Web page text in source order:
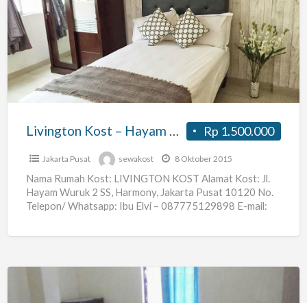
Kost
–
Hayam
Wuruk
–
Harmoni
Jakarta
Pusat
Rp 1.500.000
Jakarta Pusat sewakost 8 Oktober 2015
Nama Rumah Kost: LIVINGTON KOST Alamat Kost: Jl.
Hayam Wuruk 2 SS, Harmony, Jakarta Pusat 10120 No.
Telepon/ Whatsapp: Ibu Elvi – 087775129898 E-mail: